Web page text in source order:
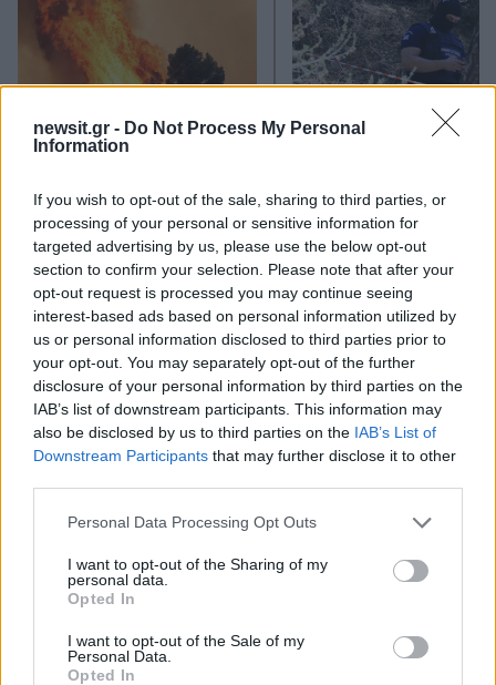
newsit.gr - Do Not Process My Personal
Information
If you wish to opt-out of the sale, sharing to third parties, or
processing of your personal or sensitive information for
targeted advertising by us, please use the below opt-out
section to confirm your selection. Please note that after your
opt-out request is processed you may continue seeing
interest-based ads based on personal information utilized by
us or personal information disclosed to third parties prior to
your opt-out. You may separately opt-out of the further
disclosure of your personal information by third parties on the
IAB’s list of downstream participants. This information may
also be disclosed by us to third parties on the IAB’s List of
Downstream Participants that may further disclose it to other
Please note that this website/app uses one or more Google
not limited to your visit or usage behaviour. You may click to
grant or deny consent to Google and its third-party tags to
use your data for below specified purposes in below Google
consent section.
Personal Data Processing Opt Outs
I want to opt-out of the Sharing of my
personal data.
Opted In
I want to opt-out of the Sale of my
Personal Data.
Opted In
Σχόλια
Σχολίασε εδώ
τις επόμενες 48 ώρες:
Αυξημένος ο κίνδυνος
φωτιάς, συναγερμός σε 6
περιφέρειες
από την Κυψέλη
σορός που βρέθηκε
Λυκαβηττό - Από
θάνατός της